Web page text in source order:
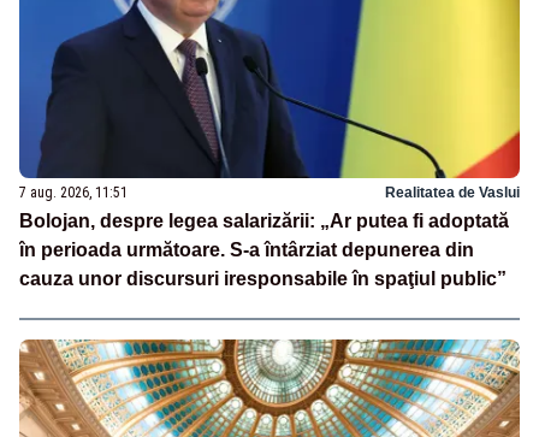
7 aug. 2026, 11:51 Realitatea de Vaslui
Bolojan, despre legea salarizării: „Ar putea fi adoptată
în perioada următoare. S-a întârziat depunerea din
cauza unor discursuri iresponsabile în spaţiul public”